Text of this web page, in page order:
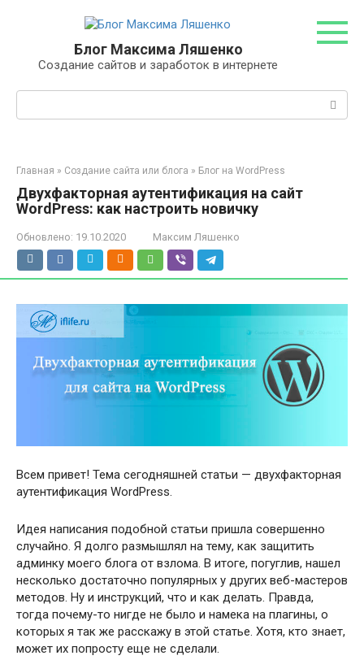
Блог Максима Ляшенко
Создание сайтов и заработок в интернете
Главная » Создание сайта или блога » Блог на WordPress
Двухфакторная аутентификация на сайт
WordPress: как настроить новичку
Обновлено: 19.10.2020 Максим Ляшенко
Всем привет! Тема сегодняшней статьи — двухфакторная
аутентификация WordPress.
Идея написания подобной статьи пришла совершенно
случайно. Я долго размышлял на тему, как защитить
админку моего блога от взлома. В итоге, погуглив, нашел
несколько достаточно популярных у других веб-мастеров
методов. Ну и инструкций, что и как делать. Правда,
тогда почему-то нигде не было и намека на плагины, о
которых я так же расскажу в этой статье. Хотя, кто знает,
может их попросту еще не сделали.